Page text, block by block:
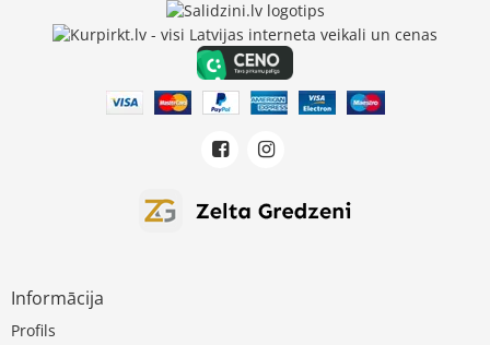
Informācija
Profils